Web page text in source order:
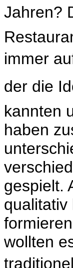
Jahren?
immer
der die
kannten
haben
gespielt.
qualitativ
wollten